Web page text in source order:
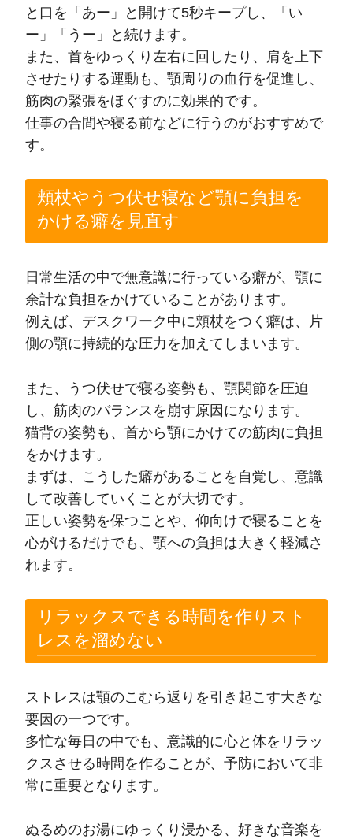
と口を「あー」と開けて5秒キープし、「い
ー」「うー」と続けます。
また、首をゆっくり左右に回したり、肩を上下
させたりする運動も、顎周りの血行を促進し、
筋肉の緊張をほぐすのに効果的です。
仕事の合間や寝る前などに行うのがおすすめで
す。
頬杖やうつ伏せ寝など顎に負担を
かける癖を見直す
日常生活の中で無意識に行っている癖が、顎に
余計な負担をかけていることがあります。
例えば、デスクワーク中に頬杖をつく癖は、片
側の顎に持続的な圧力を加えてしまいます。
また、うつ伏せで寝る姿勢も、顎関節を圧迫
し、筋肉のバランスを崩す原因になります。
猫背の姿勢も、首から顎にかけての筋肉に負担
をかけます。
まずは、こうした癖があることを自覚し、意識
して改善していくことが大切です。
正しい姿勢を保つことや、仰向けで寝ることを
心がけるだけでも、顎への負担は大きく軽減さ
れます。
リラックスできる時間を作りスト
レスを溜めない
ストレスは顎のこむら返りを引き起こす大きな
要因の一つです。
多忙な毎日の中でも、意識的に心と体をリラッ
クスさせる時間を作ることが、予防において非
常に重要となります。
ぬるめのお湯にゆっくり浸かる、好きな音楽を